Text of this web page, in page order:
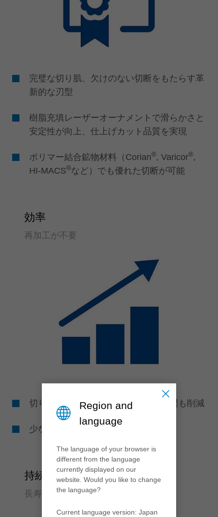
️完璧な切り肌、欠けのない切断をもたらす革
新的な刃型
樹脂充填レーザーオーナメントで滑らかさと
安定性が向上、仕上げカット品質を実現
ポリマー結合鉱物材料（Corian®, Varicor®,
HI-MACS®など）でも優れた切断が可能
効率
再加工が不要
切り肌の再加工は不要、コストも時間も削減
少ない工程で部品の生産性がアップ
持続可能性
長寿命で静か
Region and
language
The language of your browser is
different from the language
currently displayed on our
website. Would you like to change
the language?
Current language version: Japan